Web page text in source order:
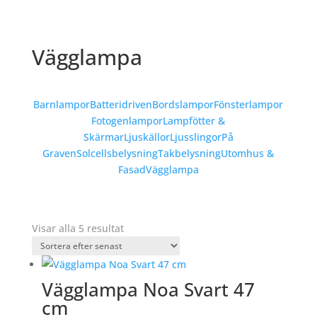
Vägglampa
BarnlamporBatteridrivenBordslamporFönsterlampor
FotogenlamporLampfötter &
SkärmarLjuskällorLjusslingorPå
GravenSolcellsbelysningTakbelysningUtomhus &
FasadVägglampa
Visar alla 5 resultatSortera
senaste
Vägglampa Noa Svart 47
cm